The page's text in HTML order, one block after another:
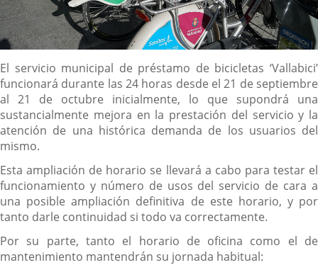
Descripción
El servicio municipal de préstamo de bicicletas ‘Vallabici’
funcionará durante las 24 horas desde el 21 de septiembre
al 21 de octubre inicialmente, lo que supondrá una
sustancialmente mejora en la prestación del servicio y la
atención de una histórica demanda de los usuarios del
mismo.
Esta ampliación de horario se llevará a cabo para testar el
funcionamiento y número de usos del servicio de cara a
una posible ampliación definitiva de este horario, y por
tanto darle continuidad si todo va correctamente.
Por su parte, tanto el horario de oficina como el de
mantenimiento mantendrán su jornada habitual: